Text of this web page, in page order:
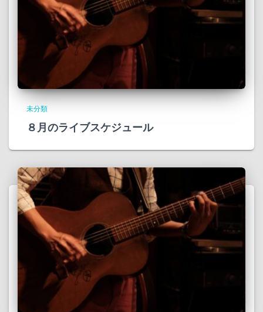
未分類
８月のライブスケジュール